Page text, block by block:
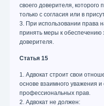
своего доверителя, которого
только с согласия или в
3. При использовании права
принять меры к обеспечению
доверителя.
Статья 15
1. Адвокат строит свои
основе взаимного уважения
профессиональных прав.
2. Адвокат не должен: